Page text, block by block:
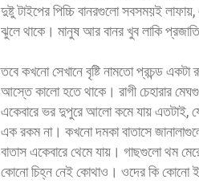
দুষ্টু টাইপের পিচ্চি বানরগুলো সবসময়ই
ঝুলে থাকে। মানুষ আর বানর খুব লাকি
তবে কখনো সেখানে বৃষ্টি নামতো প্রচন্ড
আস্তে কালো হতে থাকে। রাগী চেহারার
একেবারে ভর দুপুরে আলো কমে যায় এতটাই,
এক রকম না। কখনো দমকা বাতাসে
বাতাস একেবারে থেমে যায়। গাছগুলো থম
কোনো চিহ্ন নেই কোথাও। ওদের কি কোনো